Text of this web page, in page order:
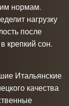
нормам.
нагрузку
после
крепкий сон.
Итальянские
качества